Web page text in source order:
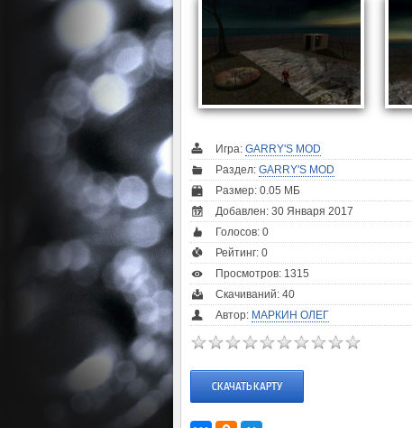
Игра: GARRY'S MOD
Раздел: GARRY'S MOD
Размер: 0.05 МБ
Добавлен: 30 Января 2017
Голосов: 0
Рейтинг: 0
Просмотров: 1315
Скачиваний: 40
Автор: МАРКИН ОЛЕГ
СКАЧАТЬ КАРТУ